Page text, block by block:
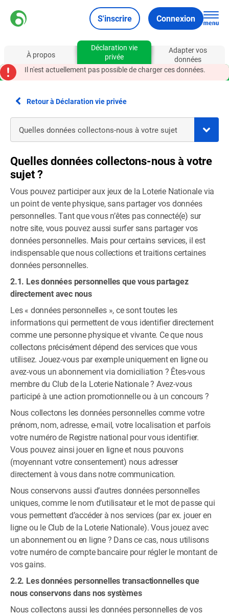
S'inscrire Connexion
À propos
Déclaration vie
privée
Adapter vos
données
Il n'est actuellement pas possible de charger ces données.
Retour à Déclaration vie privée
Quelles données collectons-nous à votre
sujet ?
Vous pouvez participer aux jeux de la Loterie Nationale via
un point de vente physique, sans partager vos données
personnelles. Tant que vous n’êtes pas connecté(e) sur
notre site, vous pouvez aussi surfer sans partager vos
données personnelles. Mais pour certains services, il est
indispensable que nous collections et traitions certaines
données personnelles.
2.1. Les données personnelles que vous partagez
directement avec nous
Les « données personnelles », ce sont toutes les
informations qui permettent de vous identifier directement
comme une personne physique et vivante. Ce que nous
collectons précisément dépend des services que vous
utilisez. Jouez-vous par exemple uniquement en ligne ou
avez-vous un abonnement via domiciliation ? Êtes-vous
membre du Club de la Loterie Nationale ? Avez-vous
participé à une action promotionnelle ou à un concours ?
Nous collectons les données personnelles comme votre
prénom, nom, adresse, e-mail, votre localisation et parfois
votre numéro de Registre national pour vous identifier.
Vous pouvez ainsi jouer en ligne et nous pouvons
(moyennant votre consentement) nous adresser
directement à vous dans notre communication.
Nous conservons aussi d’autres données personnelles
uniques, comme le nom d’utilisateur et le mot de passe qui
vous permettent d’accéder à nos services (par ex. jouer en
ligne ou le Club de la Loterie Nationale). Vous jouez avec
un abonnement ou en ligne ? Dans ce cas, nous utilisons
votre numéro de compte bancaire pour régler le montant de
vos gains.
2.2. Les données personnelles transactionnelles que
nous conservons dans nos systèmes
Nous collectons aussi les données personnelles de vos